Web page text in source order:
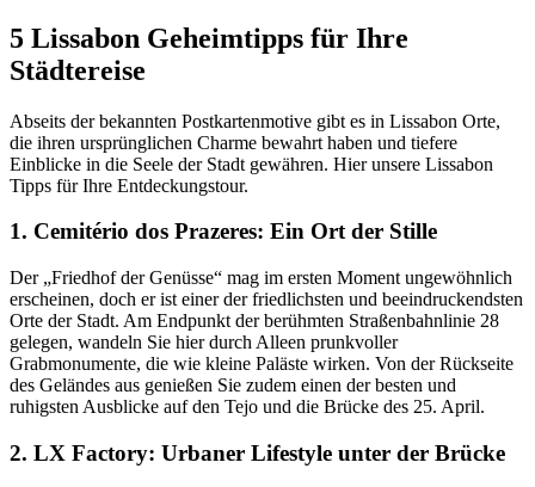
5 Lissabon Geheimtipps für Ihre
Städtereise
Abseits der bekannten Postkartenmotive gibt es in Lissabon Orte,
die ihren ursprünglichen Charme bewahrt haben und tiefere
Einblicke in die Seele der Stadt gewähren. Hier unsere Lissabon
Tipps für Ihre Entdeckungstour.
1. Cemitério dos Prazeres: Ein Ort der Stille
Der „Friedhof der Genüsse“ mag im ersten Moment ungewöhnlich
erscheinen, doch er ist einer der friedlichsten und beeindruckendsten
Orte der Stadt. Am Endpunkt der berühmten Straßenbahnlinie 28
gelegen, wandeln Sie hier durch Alleen prunkvoller
Grabmonumente, die wie kleine Paläste wirken. Von der Rückseite
des Geländes aus genießen Sie zudem einen der besten und
ruhigsten Ausblicke auf den Tejo und die Brücke des 25. April.
2. LX Factory: Urbaner Lifestyle unter der Brücke